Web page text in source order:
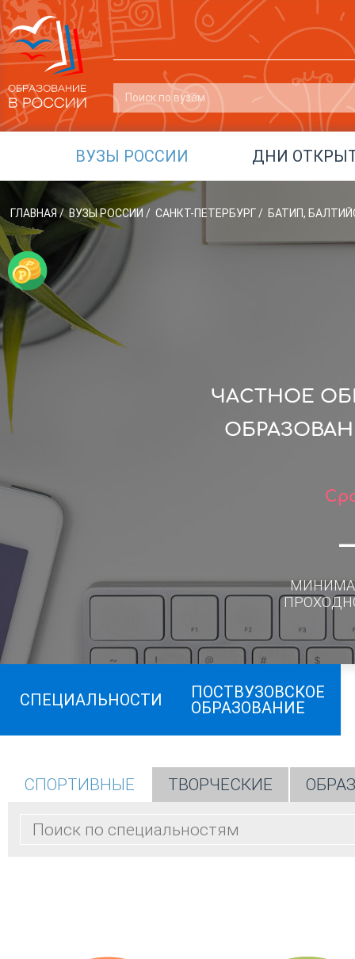
ВУЗЫ РОССИИ ДНИ
ГЛАВНАЯ/ ВУЗЫ РОССИИ / САНКТ-ПЕТЕРБУРГ/ БАТИП,
ЧАСТНОЕ
СПЕЦИАЛЬНОСТИ
ПОСТВУЗОВСКОЕ
ОБРАЗОВАНИЕ
СПОРТИВНЫЕ ТВОРЧЕСКИЕ